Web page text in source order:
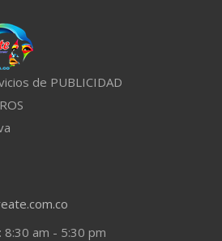
de PUBLICIDAD
am - 5:30 pm